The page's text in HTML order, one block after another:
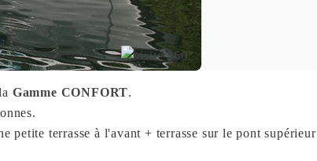
Gamme CONFORT.
petite terrasse à l'avant + terrasse sur le pont supérieur